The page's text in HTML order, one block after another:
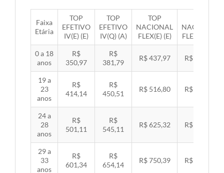
Faixa
Etária
TOP
EFETIVO
IV(E) (E)
TOP
EFETIVO
IV(Q) (A)
TOP
NACIONAL
FLEX(E) (E)
NACIONAL
FLEX(Q) (A)
0 a 18
anos
R$
350,97
R$
381,79
R$ 437,97 R$ 451,33
19 a
23
anos
R$
414,14
R$
450,51
R$ 516,80 R$ 532,57
24 a
28
anos
R$
501,11
R$
545,11
R$ 625,32 R$ 644,40
29 a
33
anos
R$
601,34
R$
654,14
R$ 750,39 R$ 773,29